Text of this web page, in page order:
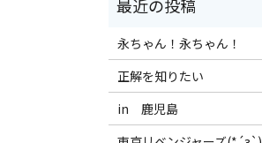
永ちゃん！永ちゃん！
正解を知りたい
in 鹿児島